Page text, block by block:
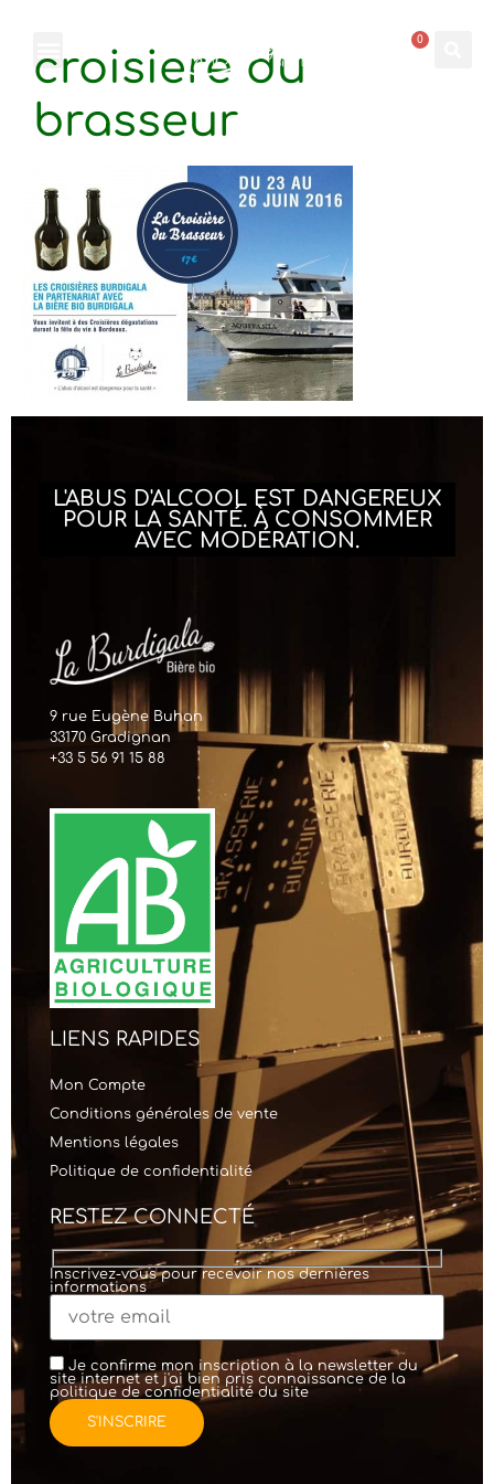
0
croisiere du
brasseur
L'ABUS D'ALCOOL EST DANGEREUX
POUR LA SANTÉ. À CONSOMMER
AVEC MODÉRATION.
9 rue Eugène Buhan
33170 Gradignan
+33 5 56 91 15 88
LIENS RAPIDES
Mon Compte
Conditions générales de vente
Mentions légales
Politique de confidentialité
RESTEZ CONNECTÉ
Inscrivez-vous pour recevoir nos dernières
informations
Je confirme mon inscription à la newsletter du
site internet et j'ai bien pris connaissance de la
politique de confidentialitédu site